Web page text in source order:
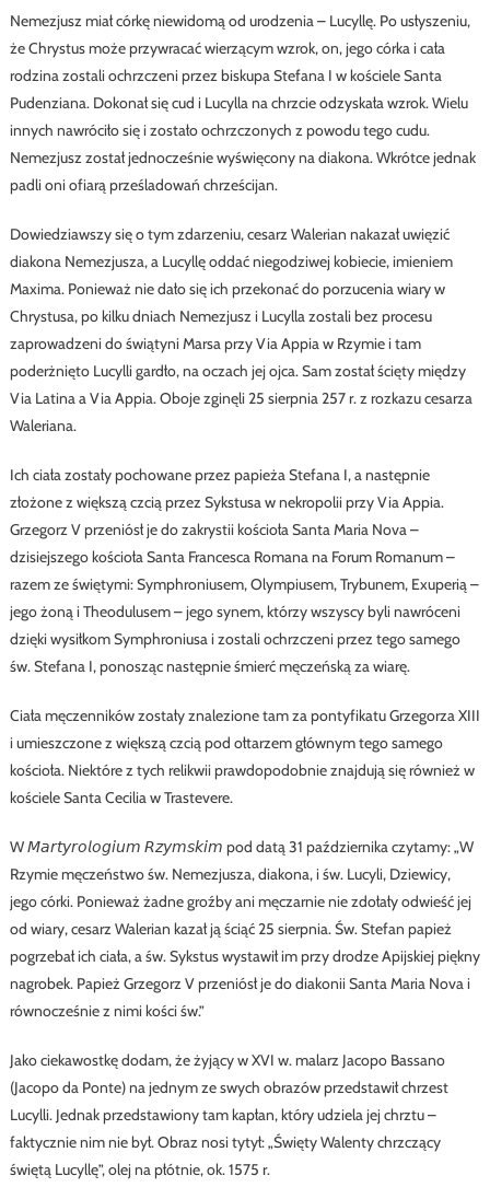
Nemezjusz miał córkę niewidomą od urodzenia – Lucyllę. Po usłyszeniu,
że Chrystus może przywracać wierzącym wzrok, on, jego córka i cała
rodzina zostali ochrzczeni przez biskupa Stefana I w kościele Santa
Pudenziana. Dokonał się cud i Lucylla na chrzcie odzyskała wzrok. Wielu
innych nawróciło się i zostało ochrzczonych z powodu tego cudu.
Nemezjusz został jednocześnie wyświęcony na diakona. Wkrótce jednak
padli oni ofiarą prześladowań chrześcijan.
Dowiedziawszy się o tym zdarzeniu, cesarz Walerian nakazał uwięzić
diakona Nemezjusza, a Lucyllę oddać niegodziwej kobiecie, imieniem
Maxima. Ponieważ nie dało się ich przekonać do porzucenia wiary w
Chrystusa, po kilku dniach Nemezjusz i Lucylla zostali bez procesu
zaprowadzeni do świątyni Marsa przy Via Appia w Rzymie i tam
poderżnięto Lucylli gardło, na oczach jej ojca. Sam został ścięty między
Via Latina a Via Appia. Oboje zginęli 25 sierpnia 257 r. z rozkazu cesarza
Waleriana.
Ich ciała zostały pochowane przez papieża Stefana I, a następnie
złożone z większą czcią przez Sykstusa w nekropolii przy Via Appia.
Grzegorz V przeniósł je do zakrystii kościoła Santa Maria Nova –
dzisiejszego kościoła Santa Francesca Romana na Forum Romanum –
razem ze świętymi: Symphroniusem, Olympiusem, Trybunem, Exuperią –
jego żoną i Theodulusem – jego synem, którzy wszyscy byli nawróceni
dzięki wysiłkom Symphroniusa i zostali ochrzczeni przez tego samego
św. Stefana I, ponosząc następnie śmierć męczeńską za wiarę.
Ciała męczenników zostały znalezione tam za pontyfikatu Grzegorza XIII
i umieszczone z większą czcią pod ołtarzem głównym tego samego
kościoła. Niektóre z tych relikwii prawdopodobnie znajdują się również w
kościele Santa Cecilia w Trastevere.
W 𝘔𝘢𝘳𝘵𝘺𝘳𝘰𝘭𝘰𝘨𝘪𝘶𝘮 𝘙𝘻𝘺𝘮𝘴𝘬𝘪𝘮 pod datą 31 października czytamy: „W
Rzymie męczeństwo św. Nemezjusza, diakona, i św. Lucyli, Dziewicy,
jego córki. Ponieważ żadne groźby ani męczarnie nie zdołały odwieść jej
od wiary, cesarz Walerian kazał ją ściąć 25 sierpnia. Św. Stefan papież
pogrzebał ich ciała, a św. Sykstus wystawił im przy drodze Apijskiej piękny
nagrobek. Papież Grzegorz V przeniósł je do diakonii Santa Maria Nova i
równocześnie z nimi kości św.”
Jako ciekawostkę dodam, że żyjący w XVI w. malarz Jacopo Bassano
(Jacopo da Ponte) na jednym ze swych obrazów przedstawił chrzest
Lucylli. Jednak przedstawiony tam kapłan, który udziela jej chrztu –
faktycznie nim nie był. Obraz nosi tytył: „Święty Walenty chrzczący
świętą Lucyllę”, olej na płótnie, ok. 1575 r.